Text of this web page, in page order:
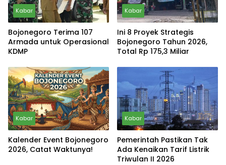
Kabar
Bojonegoro Terima 107
Armada untuk Operasional
KDMP
Kabar
Ini 8 Proyek Strategis
Bojonegoro Tahun 2026,
Total Rp 175,3 Miliar
Kabar
Kalender Event Bojonegoro
2026, Catat Waktunya!
Kabar
Pemerintah Pastikan Tak
Ada Kenaikan Tarif Listrik
Triwulan II 2026